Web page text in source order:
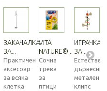
ЗАКАЧАЛКА
ЗА...
Практичен
аксесоар
за всяка
клетка
VITA
NATURE®...
Сочна
трева
за
птици
ИГРАЧКА
ЗА...
дървесина,
метален
клипс